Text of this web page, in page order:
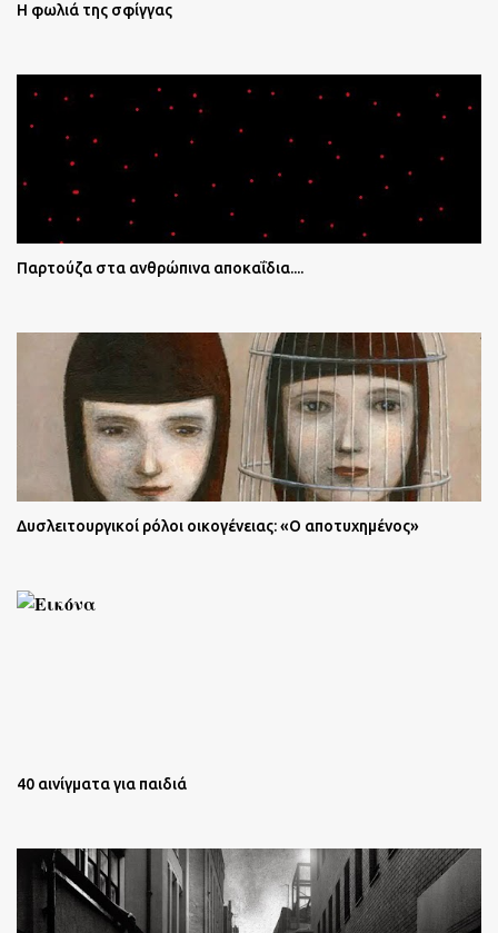
Η φωλιά της σφίγγας
Παρτούζα στα ανθρώπινα αποκαΐδια....
Δυσλειτουργικοί ρόλοι οικογένειας: «Ο αποτυχημένος»
40 αινίγματα για παιδιά